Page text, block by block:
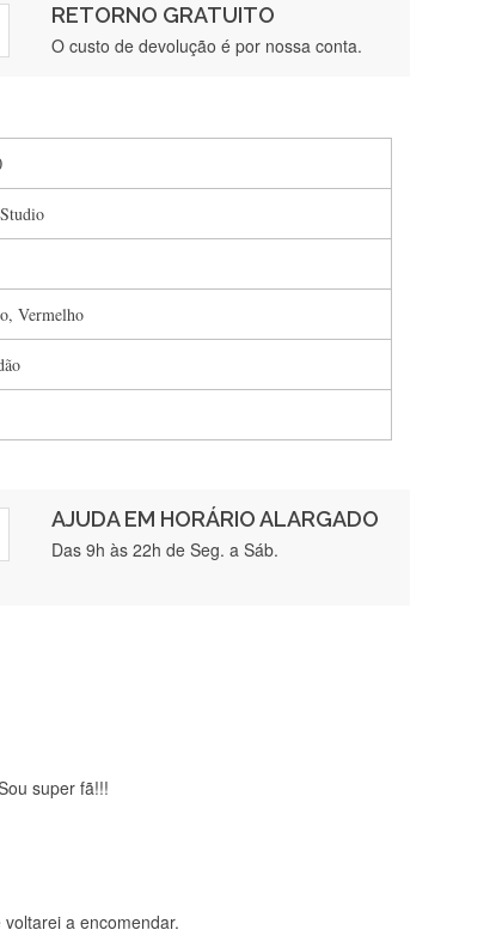
RETORNO GRATUITO
O custo de devolução é por nossa conta.
Vermelho
AJUDA EM HORÁRIO ALARGADO
Das 9h às 22h de Seg. a Sáb.
, serviço 5 estrelas
super fã!!!
a encomendar.